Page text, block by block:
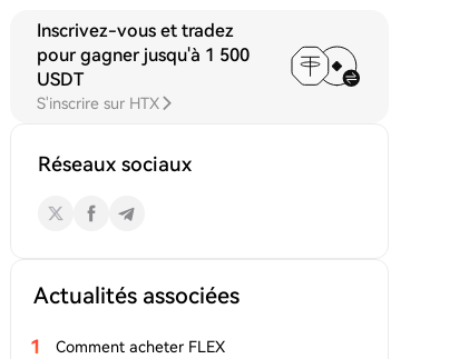
Inscrivez-vous et tradez
pour gagner jusqu'à 1 500
USDT
S'inscrire sur HTX
Réseaux sociaux
Actualités associées
1 Comment acheter FLEX